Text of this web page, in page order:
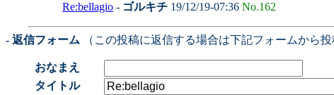
Re:bellagio - ゴルキチ 19/12/19-07:36 No.162
- 返信フォーム （この投稿に返信する場合は下記フォームから投
おなまえ
タイトル